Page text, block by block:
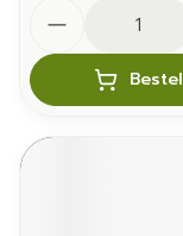
Bestel